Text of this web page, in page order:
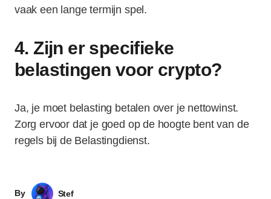
vaak een lange termijn spel.
4. Zijn er specifieke
belastingen voor crypto?
Ja, je moet belasting betalen over je nettowinst.
Zorg ervoor dat je goed op de hoogte bent van de
regels bij de Belastingdienst.
By
Stef